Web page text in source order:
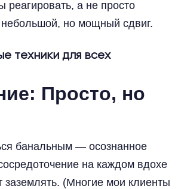
реагировать, а не просто
но мощный сдвиг.
техники для всех
Просто, но
банальным — осознанное
на каждом вдохе
заземлять. (Многие мои клиенты